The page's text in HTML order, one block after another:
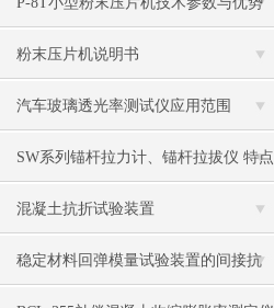
粉末压片机说明书
汽车玻璃透光率测试仪应用范围
SW系列锚杆拉力计、锚杆拉拔仪 特点
参数 配置
混凝土抗折试验装置
稳定材料回弹模量试验装置的间接抗